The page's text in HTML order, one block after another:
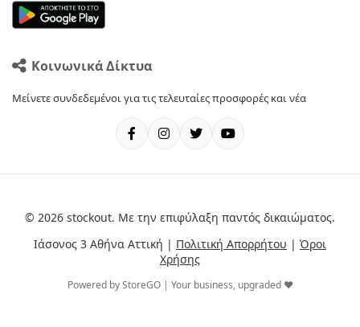
Κοινωνικά Δίκτυα
Μείνετε συνδεδεμένοι για τις τελευταίες προσφορές και νέα
© 2026 stockout. Με την επιφύλαξη παντός δικαιώματος.
Ιάσονος 3 Αθήνα Αττική | Πολιτική Απορρήτου | Όροι
Χρήσης
Powered by StoreGO | Your business, upgraded ❤️